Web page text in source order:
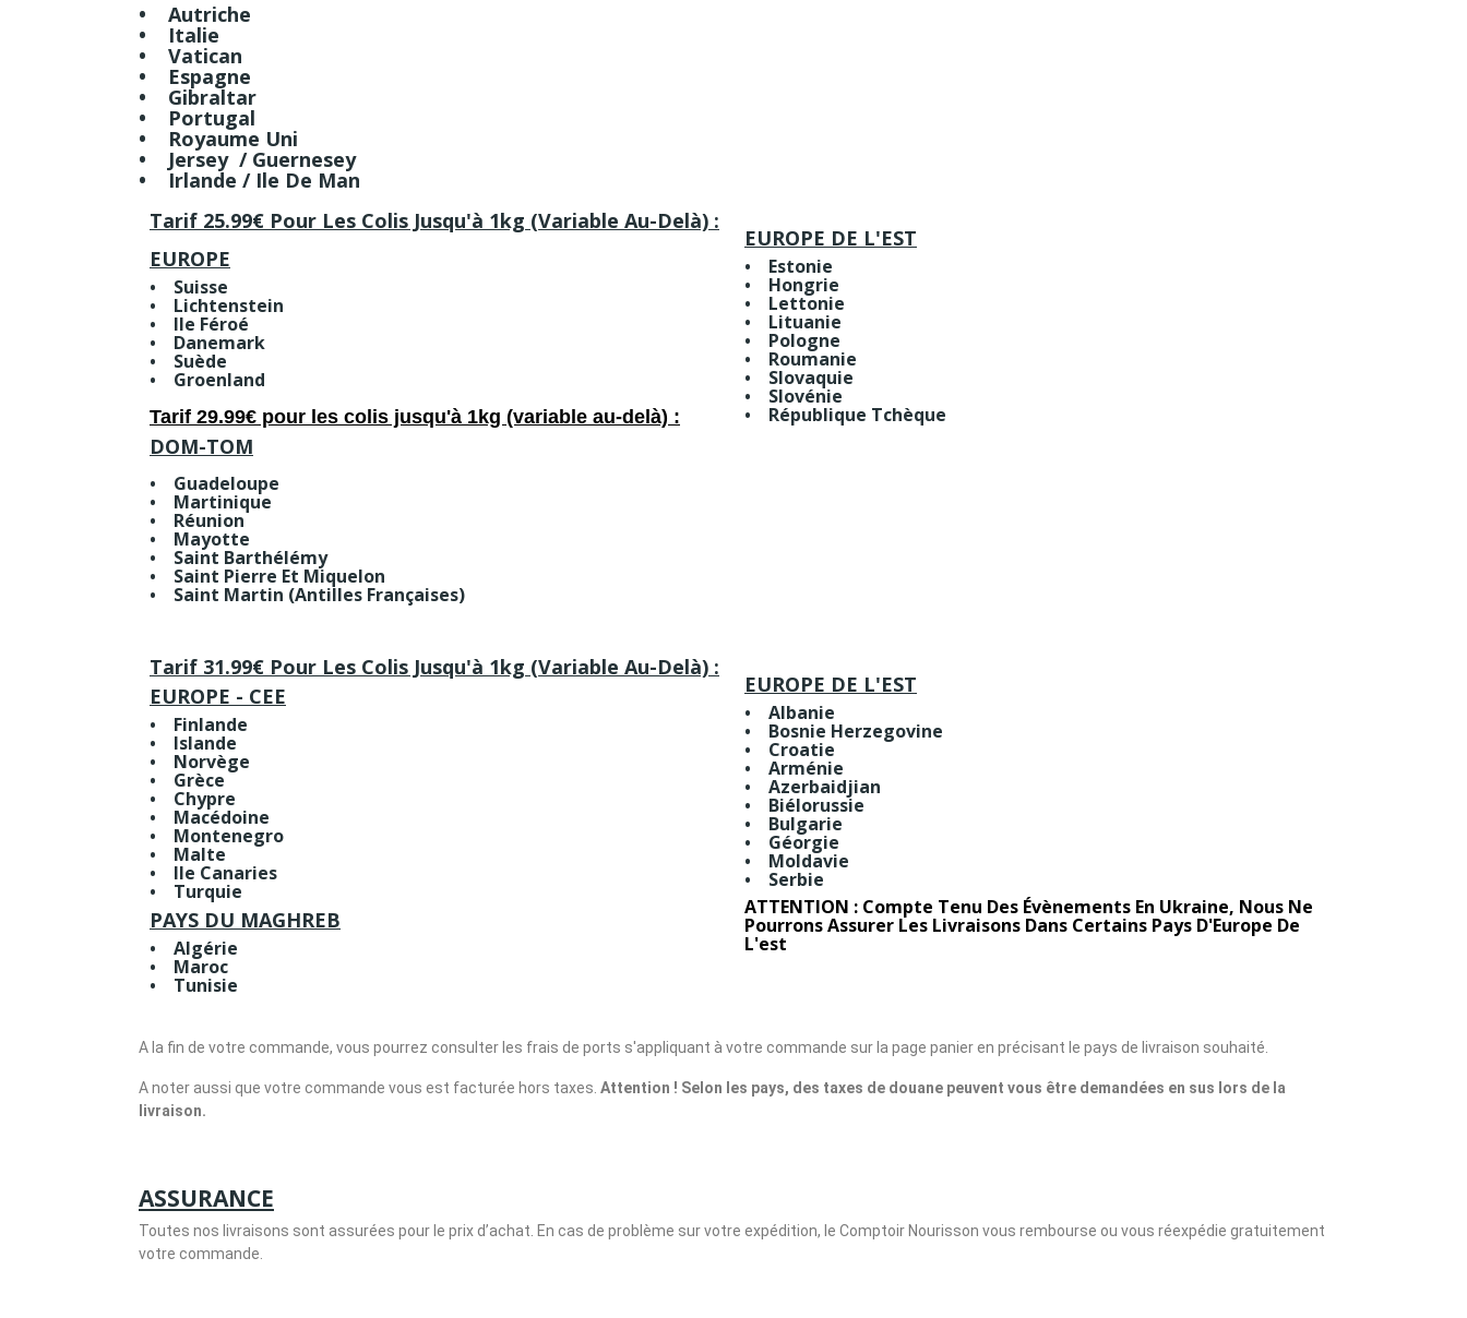
• Autriche
• Italie
• Vatican
• Espagne
• Gibraltar
• Portugal
• Royaume Uni
• Jersey / Guernesey
• Irlande / Ile De Man
Tarif 25.99€ Pour Les Colis Jusqu'à 1kg (variable Au-Delà) :
EUROPE
• Suisse
• Lichtenstein
• Ile Féroé
• Danemark
• Suède
• Groenland
Tarif 29.99€ pour les colis jusqu'à 1kg (variable au-delà) :
DOM-TOM
• Guadeloupe
• Martinique
• Réunion
• Mayotte
• Saint Barthélémy
• Saint Pierre Et Miquelon
• Saint Martin (Antilles Françaises)
EUROPE DE L'EST
• Estonie
• Hongrie
• Lettonie
• Lituanie
• Pologne
• Roumanie
• Slovaquie
• Slovénie
• République Tchèque
Tarif 31.99€ Pour Les Colis Jusqu'à 1kg (variable Au-Delà) :
EUROPE - CEE
• Finlande
• Islande
• Norvège
• Grèce
• Chypre
• Macédoine
• Montenegro
• Malte
• Ile Canaries
• Turquie
PAYS DU MAGHREB
• Algérie
• Maroc
• Tunisie
EUROPE DE L'EST
• Albanie
• Bosnie Herzegovine
• Croatie
• Arménie
• Azerbaidjian
• Biélorussie
• Bulgarie
• Géorgie
• Moldavie
• Serbie
ATTENTION : Compte Tenu Des Évènements En Ukraine, Nous Ne
Pourrons Assurer Les Livraisons Dans Certains Pays D'Europe De
L'est
A la fin de votre commande, vous pourrez consulter les frais de ports s'appliquant à votre commande sur la page panier en précisant le pays de livraison souhaité.
A noter aussi que votre commande vous est facturée hors taxes. Attention ! Selon les pays, des taxes de douane peuvent vous être demandées en sus lors de la
livraison.
ASSURANCE
Toutes nos livraisons sont assurées pour le prix d’achat. En cas de problème sur votre expédition, le Comptoir Nourisson vous rembourse ou vous réexpédie gratuitement
votre commande.